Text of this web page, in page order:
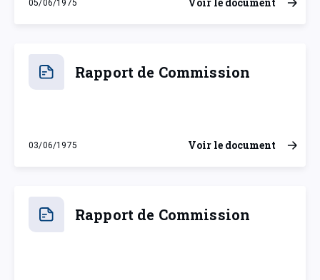
05/06/1975
jeudi 5 juin 1975
Rapport de Commission
03/06/1975
mardi 3 juin 1975
Voir le document
Rapport de Commission